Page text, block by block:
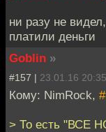
ни разу не
платили деньги
Goblin »
#157 | 23.01.16 20:35
Кому: NimRock,
> То есть "ВСЕ